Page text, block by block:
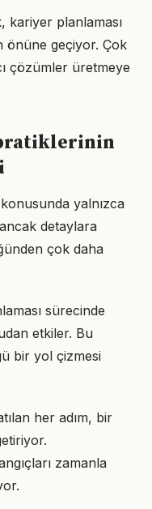
kariyer planlaması
önüne geçiyor. Çok
çözümler üretmeye
yalnızca
detaylara
çok daha
sürecinde
etkiler. Bu
bir yol çizmesi
her adım, bir
zamanla